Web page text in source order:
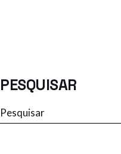
PESQUISAR
Search